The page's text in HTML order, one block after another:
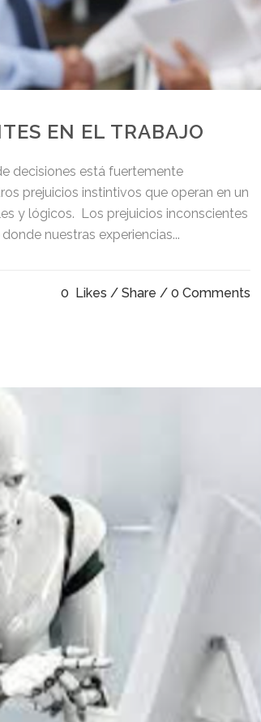
EN EL TRABAJO
decisiones está fuertemente
prejuicios instintivos que operan en un
y lógicos. Los prejuicios inconscientes
nuestras experiencias...
0 Likes Share 0 Comments